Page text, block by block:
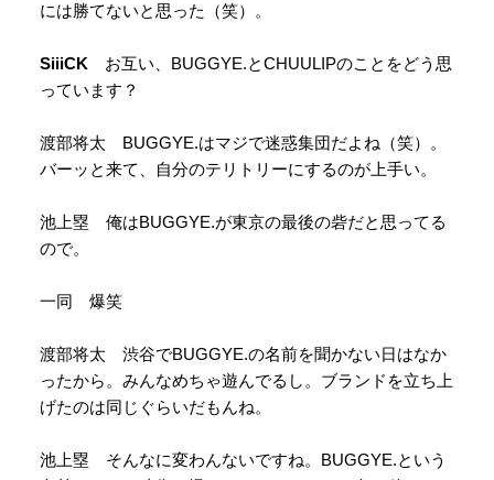
には勝てないと思った（笑）。
SiiiCK お互い、BUGGYE.とCHUULIPのことをどう思
っています？
渡部将太 BUGGYE.はマジで迷惑集団だよね（笑）。
バーッと来て、自分のテリトリーにするのが上手い。
池上塁 俺はBUGGYE.が東京の最後の砦だと思ってる
ので。
一同 爆笑
渡部将太 渋谷でBUGGYE.の名前を聞かない日はなか
ったから。みんなめちゃ遊んでるし。ブランドを立ち上
げたのは同じぐらいだもんね。
池上塁 そんなに変わんないですね。BUGGYE.という